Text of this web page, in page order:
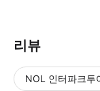
리뷰
NOL 인터파크투